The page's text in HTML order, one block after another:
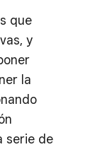
que
y
la
serie de